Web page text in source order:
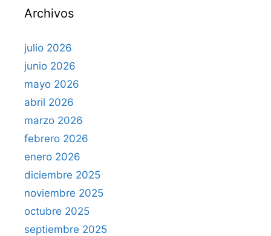
:Archivos
julio 2026
junio 2026
mayo 2026
abril 2026
marzo 2026
febrero 2026
enero 2026
diciembre 2025
noviembre 2025
octubre 2025
septiembre 2025